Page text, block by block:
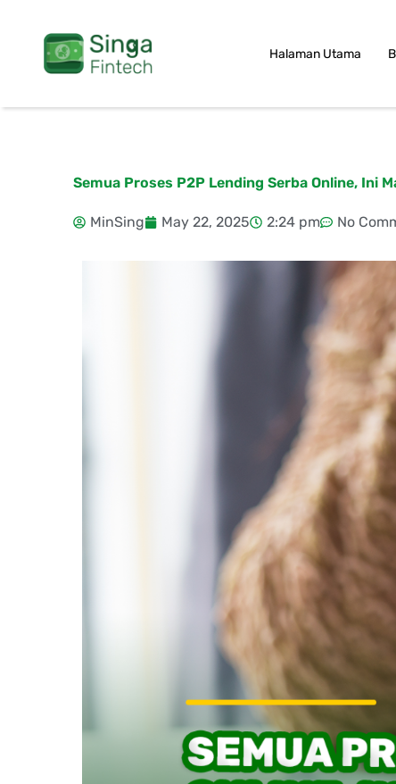
content
Halaman Utama
Semua Proses P2P Lending Serba Online, Ini
MinSing May 22, 2025 2:24 pm No